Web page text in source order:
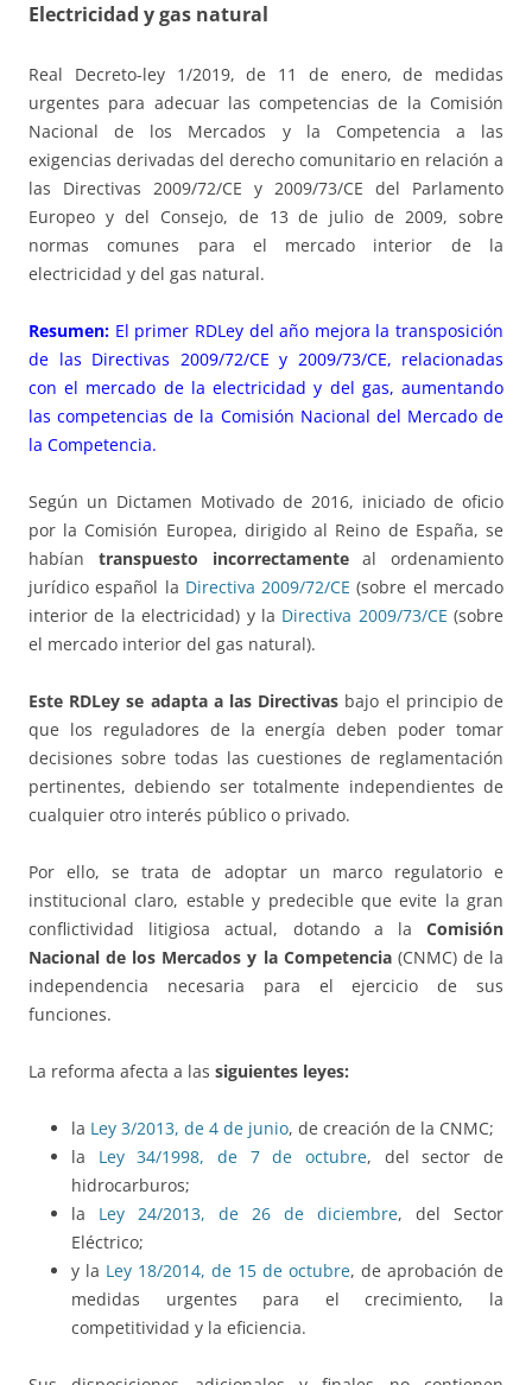
Electricidad y gas natural
Real Decreto-ley 1/2019, de 11 de enero, de medidas
urgentes para adecuar las competencias de la Comisión
Nacional de los Mercados y la Competencia a las
exigencias derivadas del derecho comunitario en relación a
las Directivas 2009/72/CE y 2009/73/CE del Parlamento
Europeo y del Consejo, de 13 de julio de 2009, sobre
normas comunes para el mercado interior de la
electricidad y del gas natural.
Resumen: El primer RDLey del año mejora la transposición
de las Directivas 2009/72/CE y 2009/73/CE, relacionadas
con el mercado de la electricidad y del gas, aumentando
las competencias de la Comisión Nacional del Mercado de
la Competencia.
Según un Dictamen Motivado de 2016, iniciado de oficio
por la Comisión Europea, dirigido al Reino de España, se
habían transpuesto incorrectamenteal ordenamiento
jurídico español la Directiva 2009/72/CE (sobre el mercado
interior de la electricidad) y la Directiva 2009/73/CE (sobre
el mercado interior del gas natural).
Este RDLey se adapta a las Directivas bajo el principio de
que los reguladores de la energía deben poder tomar
decisiones sobre todas las cuestiones de reglamentación
pertinentes, debiendo ser totalmente independientes de
cualquier otro interés público o privado.
Por ello, se trata de adoptar un marco regulatorio e
institucional claro, estable y predecible que evite la gran
conflictividad litigiosa actual, dotando a la Comisión
Nacional de los Mercados y la Competencia(CNMC) de la
independencia necesaria para el ejercicio de sus
funciones.
La reforma afecta a las siguientes leyes:
la Ley 3/2013, de 4 de junio, de creación de la CNMC;
la Ley 34/1998, de 7 de octubre, del sector de
hidrocarburos;
la Ley 24/2013, de 26 de diciembre, del Sector
Eléctrico;
y la Ley 18/2014, de 15 de octubre, de aprobación de
medidas urgentes para el crecimiento, la
competitividad y la eficiencia.